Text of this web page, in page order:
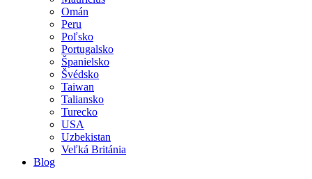
Omán
Peru
Poľsko
Portugalsko
Španielsko
Švédsko
Taiwan
Taliansko
Turecko
USA
Uzbekistan
Veľká Británia
Blog